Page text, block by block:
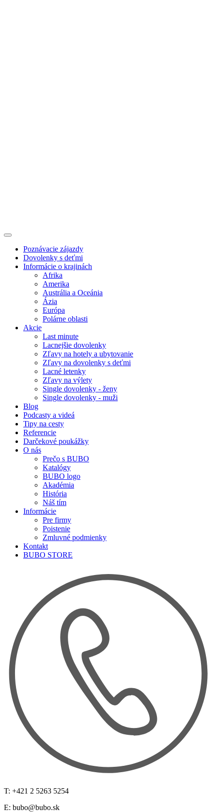
Poznávacie zájazdy
Dovolenky s deťmi
Informácie o krajinách
Afrika
Amerika
Austrália a Oceánia
Ázia
Európa
Polárne oblasti
Akcie
Last minute
Lacnejšie dovolenky
Zľavy na hotely a ubytovanie
Zľavy na dovolenky s deťmi
Lacné letenky
Zľavy na výlety
Single dovolenky - ženy
Single dovolenky - muži
Blog
Podcasty a videá
Tipy na cesty
Referencie
Darčekové poukážky
O nás
Prečo s BUBO
Katalógy
BUBO logo
Akadémia
História
Náš tím
Informácie
Pre firmy
Poistenie
Zmluvné podmienky
Kontakt
BUBO STORE
T: +421 2 5263 5254
E: bubo@bubo.sk